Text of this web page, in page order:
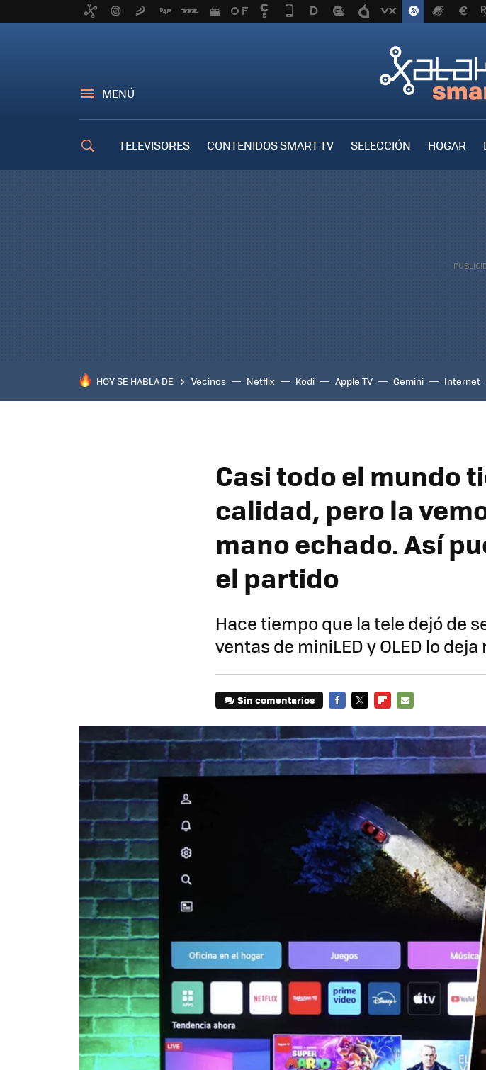
MENÚ
TELEVISORES CONTENIDOS SMART TV SELECCIÓN HOGAR
HOY SE HABLA DE Vecinos Netflix Kodi Apple TV Gemini Internet
Casi todo el mundo
calidad, pero la
mano echado. Así
el partido
Hace tiempo que la tele dejó de
ventas de miniLED y OLED lo
Sin comentarios
MAIL